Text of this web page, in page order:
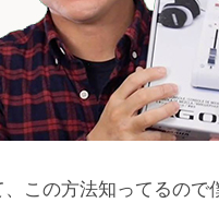
、この方法知ってるので